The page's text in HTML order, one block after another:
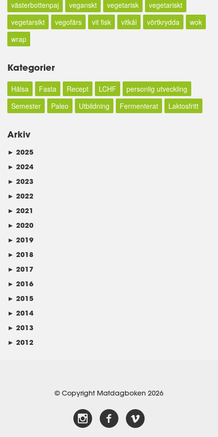
västerbottenpaj
veganskt vegetarisk
vegetariskt
vegetarsikt
vegofärs vit fisk vitkål vörtkrydda
wok
wrap
Kategorier
Hälsa Fasta Recept LCHF
personlig utveckling
Semester
Paleo Utbildning Fermenterat Laktosfritt
Arkiv
► 2025
► 2024
► 2023
► 2022
► 2021
► 2020
► 2019
► 2018
► 2017
► 2016
► 2015
► 2014
► 2013
► 2012
© Copyright Matdagboken 2026